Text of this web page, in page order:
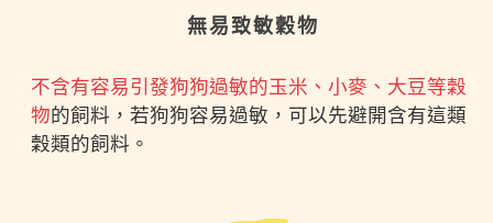
無易致敏穀物
不含有容易引發狗狗過敏的玉米、小麥、大豆等穀
物的飼料，若狗狗容易過敏，可以先避開含有這類
穀類的飼料。